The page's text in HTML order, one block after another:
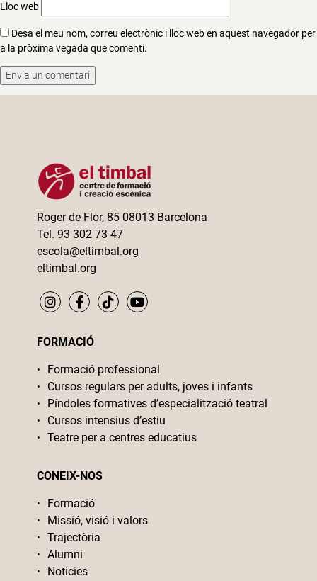
Lloc web
Desa el meu nom, correu electrònic i lloc web en aquest navegador per
a la pròxima vegada que comenti.
Roger de Flor, 85 08013 Barcelona
Tel. 93 302 73 47
escola@eltimbal.org
eltimbal.org
FORMACIÓ
Formació professional
Cursos regulars per adults, joves i infants
Píndoles formatives d’especialització teatral
Cursos intensius d’estiu
Teatre per a centres educatius
CONEIX-NOS
Formació
Missió, visió i valors
Trajectòria
Alumni
Noticies